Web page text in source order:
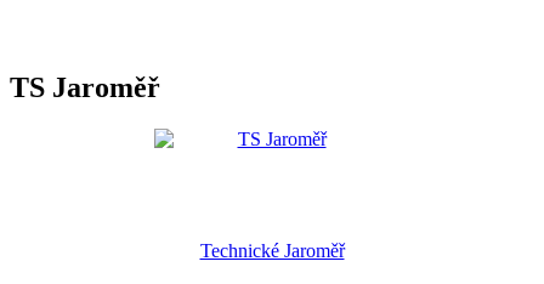
TS Jaroměř
Technické Jaroměř